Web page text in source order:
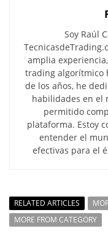
Soy Raúl
amplia
trading algorítmico
de los años, he
habilidades en el
permitido
plataforma. Estoy
entender el
efectivas para el
RELATED ARTICLES
MORE FROM CATEGORY